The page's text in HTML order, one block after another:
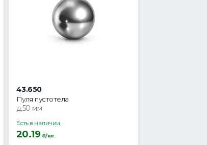
43.650
Пуля пустотела
д.50 мм
Есть в наличии
20.19 ₴/шт.